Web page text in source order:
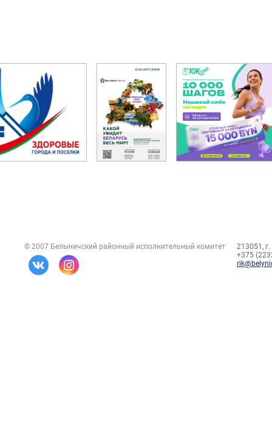
© 2007 Белыничский районный исполнительный комитет
213051,
+375